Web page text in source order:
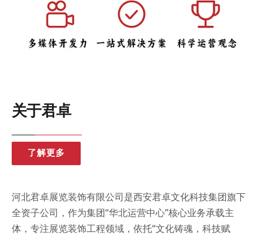
关于君卓
了解更多
河北君卓展览装饰有限公司是西安君卓文化科技集团旗下
全资子公司，作为集团“华北运营中心”核心业务承载主
体，专注展览装饰工程领域，依托“文化铸魂，科技赋